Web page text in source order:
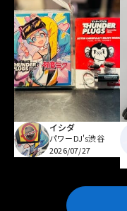
イシダ
パワーDJ's渋谷
2026/07/27